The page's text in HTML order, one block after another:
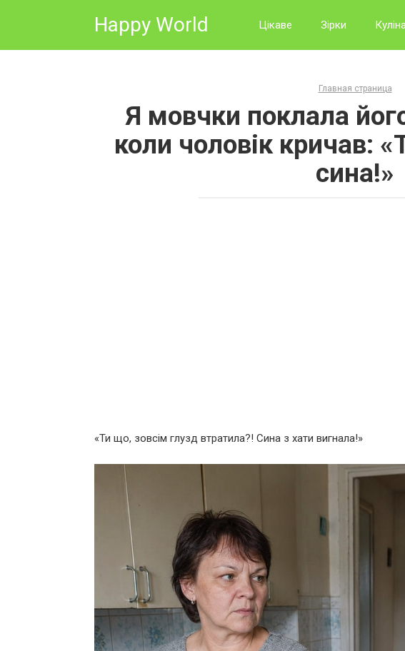
Happy World Цікаве Зірки
Главная страница
Я мовчки поклала
коли чоловік кричав:
сина!»
«Ти що, зовсім глузд втратила?! Сина з хати вигнала!»